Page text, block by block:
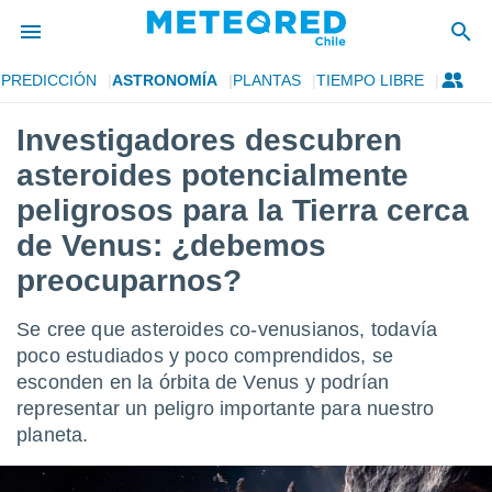
de
por
la
que se
calidad.
a este
las
y
forma
digital
PREDICCIÓN ASTRONOMÍA PLANTAS TIEMPO LIBRE
Investigadores descubren
asteroides potencialmente
peligrosos para la Tierra cerca
de Venus: ¿debemos
preocuparnos?
Se cree que asteroides co-venusianos, todavía
poco estudiados y poco comprendidos, se
esconden en la órbita de Venus y podrían
representar un peligro importante para nuestro
planeta.